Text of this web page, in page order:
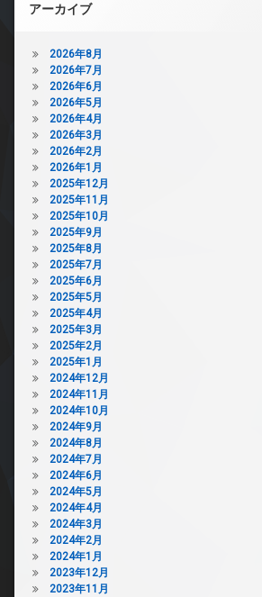
アーカイブ
2026年8月
2026年7月
2026年6月
2026年5月
2026年4月
2026年3月
2026年2月
2026年1月
2025年12月
2025年11月
2025年10月
2025年9月
2025年8月
2025年7月
2025年6月
2025年5月
2025年4月
2025年3月
2025年2月
2025年1月
2024年12月
2024年11月
2024年10月
2024年9月
2024年8月
2024年7月
2024年6月
2024年5月
2024年4月
2024年3月
2024年2月
2024年1月
2023年12月
2023年11月